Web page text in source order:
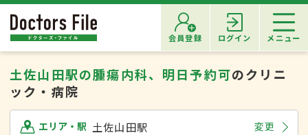
会員登録 ログイン メニュー
土佐山田駅の腫瘍内科、明日予約可のクリニ
ック・病院
エリア・駅 土佐山田駅 変更